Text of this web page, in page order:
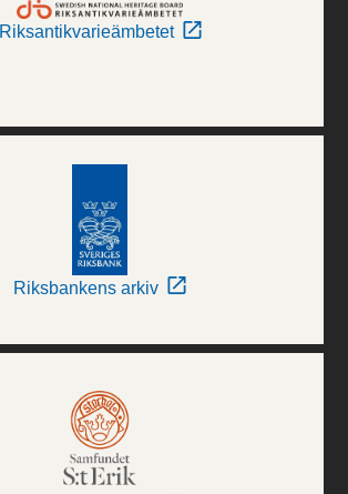
Riksantikvarieämbetet
Riksbankens arkiv